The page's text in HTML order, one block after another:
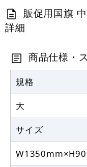
販促用国旗
詳細
商品仕様・
規格
大
サイズ